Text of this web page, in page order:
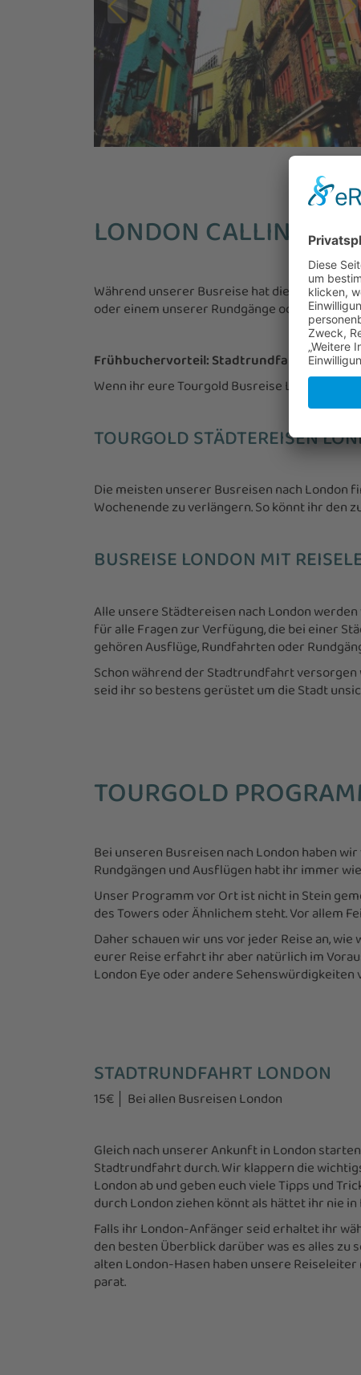
LONDON CALLING...
Während unserer Busreise hat die
oder einem unserer Rundgänge oder einer
Frühbuchervorteil: Stadtrundfahrt
Wenn ihr eure Tourgold Busreise London bis
TOURGOLD STÄDTEREISEN
Die meisten unserer Busreisen nach London
Wochenende zu verlängern. So könnt ihr den
BUSREISE LONDON MIT
Alle unsere Städtereisen nach London
für alle Fragen zur Verfügung, die bei einer
gehören Ausflüge, Rundfahrten oder
Schon während der Stadtrundfahrt
seid ihr so bestens gerüstet um die Stadt
TOURGOLD
Bei unseren Busreisen nach London haben
Rundgängen und Ausflügen habt ihr immer
Unser Programm vor Ort ist nicht in Stein
des Towers oder Ähnlichem steht. Vor allem
Daher schauen wir uns vor jeder Reise an,
eurer Reise erfahrt ihr aber natürlich im
London Eye oder andere Sehenswürdigkeiten
STADTRUNDFAHRT LONDON
15€ │ Bei allen Busreisen London
Gleich nach unserer Ankunft in London
Stadtrundfahrt durch. Wir klappern die
London ab und geben euch viele Tipps und
durch London ziehen könnt als hättet ihr nie
Falls ihr London-Anfänger seid erhaltet ihr
den besten Überblick darüber was es alles zu
alten London-Hasen haben unsere
parat.